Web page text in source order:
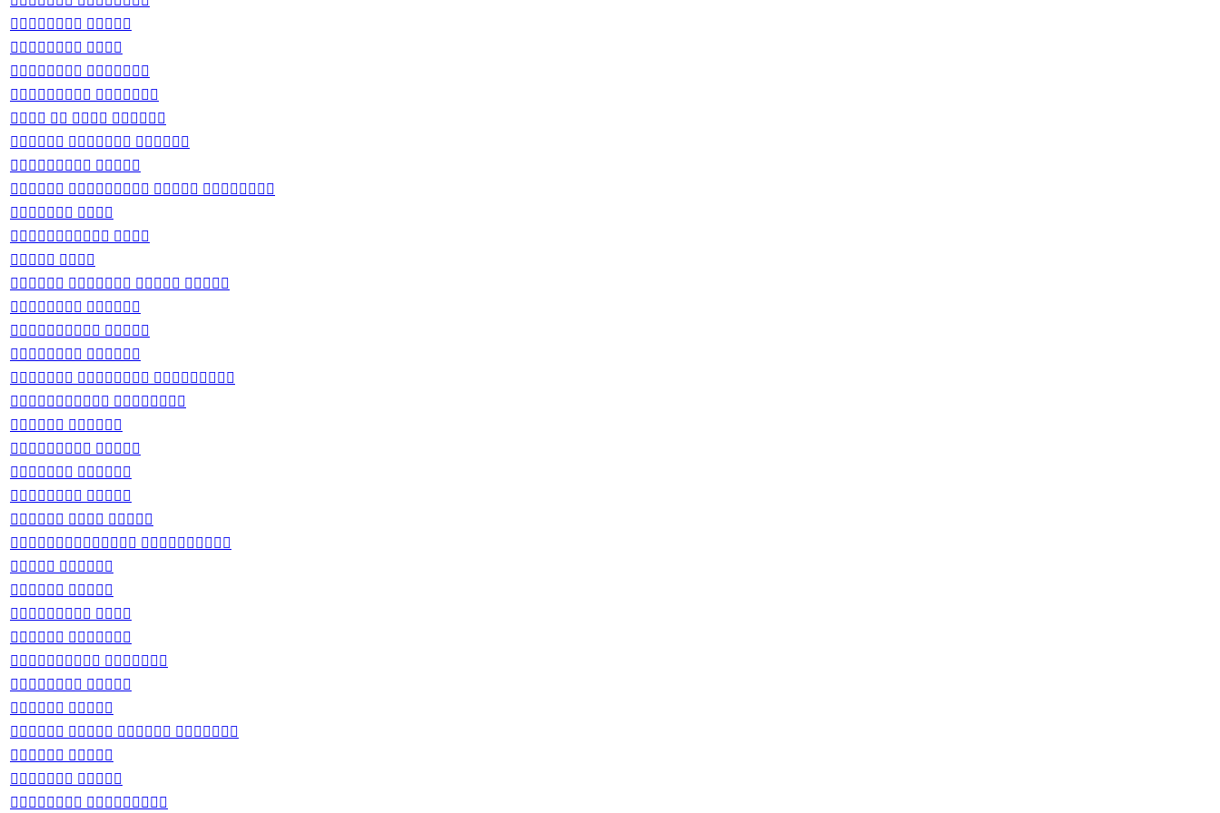
 
 
 
 
   
  
 
   
 
 
 
   
 
 
 
  
 
 
 
 
 
  
 
 
 
 
 
 
 
 
   
 
 
 